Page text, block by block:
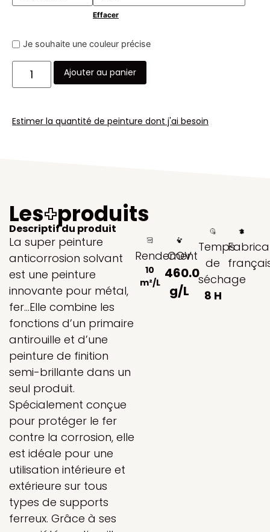
Effacer
Je souhaite une couleur précise
Ajouter au panier
Estimer la quantité de peinture dont j'ai besoin
Les+produits
Descriptif du produit
La super peinture
anticorrosion solvant
est une peinture
innovante pour métal,
fer…Elle combine les
fonctions d’un primaire
antirouille et d’une
peinture de finition
semi-brillante dans un
seul produit.
Spécialement conçue
pour protéger le fer
contre la corrosion, elle
est idéale pour une
utilisation intérieure et
extérieure sur tous
types de supports
ferreux. Grâce à ses
Rendement
10
m²/L
COV
460.0
g/L
Temps
de
séchage
8 H